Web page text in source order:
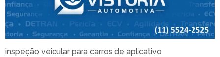
inspeção veicular para carros de aplicativo